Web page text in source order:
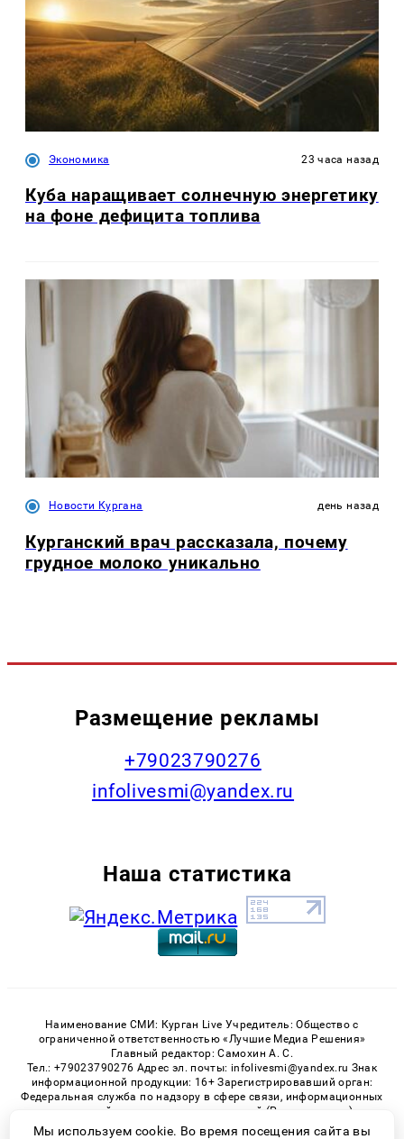
Экономика 23 часа назад
Куба наращивает солнечную энергетику
на фоне дефицита топлива
Новости Кургана день назад
Курганский врач рассказала, почему
грудное молоко уникально
Размещение рекламы
+79023790276
infolivesmi@yandex.ru
Наша статистика
Наименование СМИ: Курган Live Учредитель: Общество с
ограниченной ответственностью «Лучшие Медиа Решения»
Главный редактор: Самохин А. С.
Тел.: +79023790276 Адрес эл. почты: infolivesmi@yandex.ru Знак
информационной продукции: 16+ Зарегистрировавший орган:
Федеральная служба по надзору в сфере связи, информационных
технологий и массовых коммуникаций (Роскомнадзор)
Регистрационный номер СМИ ЭЛ № ФС 77 - 82535 от 21.01.2022
Мы используем cookie. Во время посещения сайта вы